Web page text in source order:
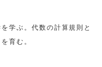
学ぶ。代数の計算規則と
育む。